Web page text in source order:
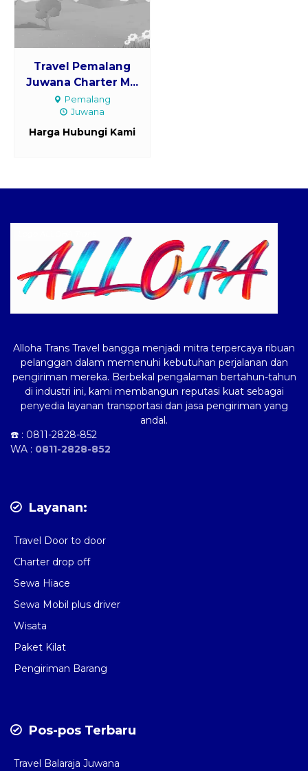
Travel Pemalang
Juwana Charter M...
Pemalang
Juwana
Harga Hubungi Kami
Alloha Trans Travel bangga menjadi mitra terpercaya ribuan
pelanggan dalam memenuhi kebutuhan perjalanan dan
pengiriman mereka. Berbekal pengalaman bertahun-tahun
di industri ini, kami membangun reputasi kuat sebagai
penyedia layanan transportasi dan jasa pengiriman yang
andal.
☎️ : 0811-2828-852
WA : 0811-2828-852
Layanan:
Travel Door to door
Charter drop off
Sewa Hiace
Sewa Mobil plus driver
Wisata
Paket Kilat
Pengiriman Barang
Pos-pos Terbaru
Travel Balaraja Juwana